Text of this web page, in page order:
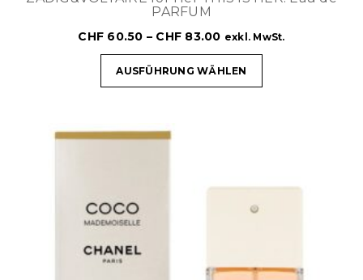
PARFUM
CHF 60.50 – CHF 83.00 exkl. MwSt.
AUSFÜHRUNG WÄHLEN